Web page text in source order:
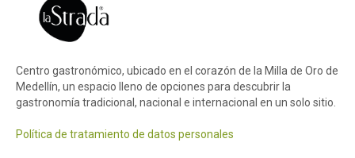
Centro gastronómico, ubicado en el corazón de la Milla de Oro de
Medellín, un espacio lleno de opciones para descubrir la
gastronomía tradicional, nacional e internacional en un solo sitio.
Política de tratamiento de datos personales